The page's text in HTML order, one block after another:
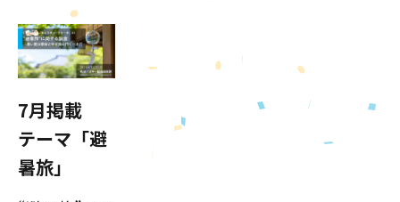
7月掲載
テーマ「避
暑旅」